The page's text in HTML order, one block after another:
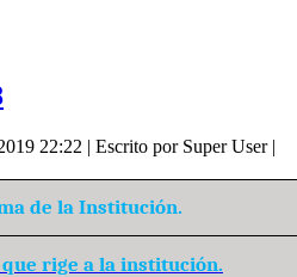
22:22 | Escrito por Super User|
de la Institución.
que rige a la institución.